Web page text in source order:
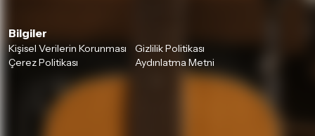
Bilgiler
Kişisel Verilerin Korunması
Gizlilik Politikası
Çerez Politikası
Aydınlatma Metni